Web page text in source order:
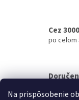
Na prispôsobenie
Cez
po celom